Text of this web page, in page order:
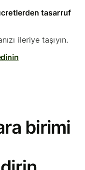
tasarruf
ileriye taşıyın.
birimi